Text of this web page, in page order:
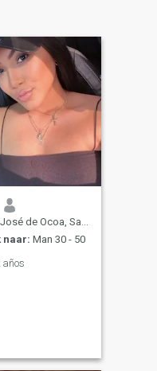
Ocoa, San José de Ocoa, Dominicaanse Rep.
naar: Man 30 - 50
años